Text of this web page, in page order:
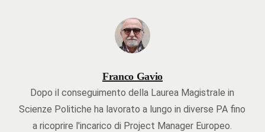
Franco Gavio
Dopo il conseguimento della Laurea Magistrale in
Scienze Politiche ha lavorato a lungo in diverse PA fino
a ricoprire l'incarico di Project Manager Europeo.